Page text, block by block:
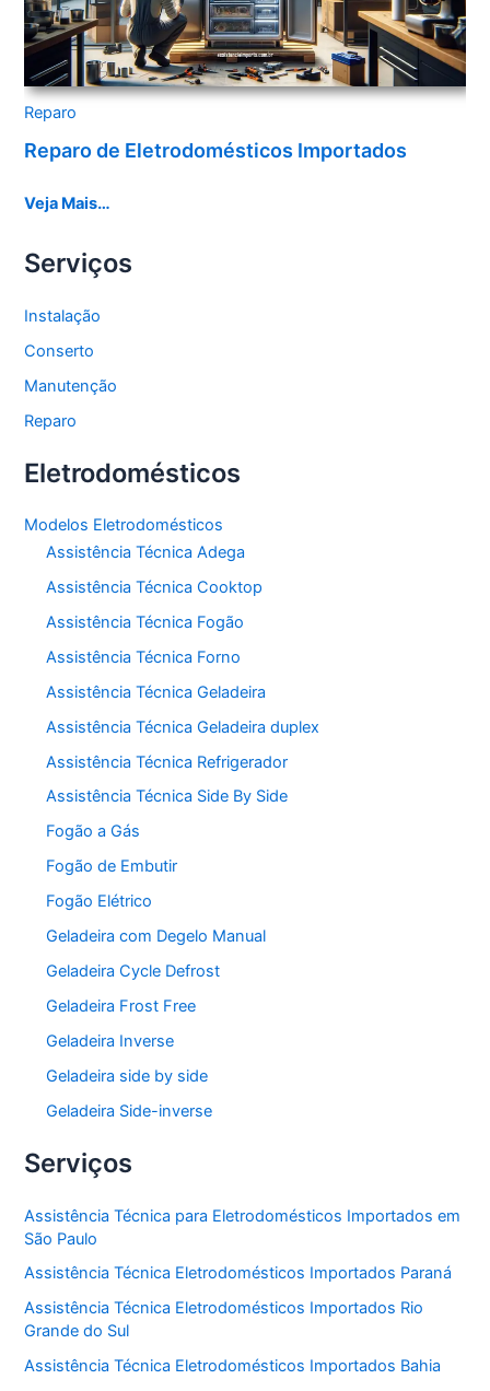
Reparo
Reparo de Eletrodomésticos Importados
Veja Mais…
Serviços
Instalação
Conserto
Manutenção
Reparo
Eletrodomésticos
Modelos Eletrodomésticos
Assistência Técnica Adega
Assistência Técnica Cooktop
Assistência Técnica Fogão
Assistência Técnica Forno
Assistência Técnica Geladeira
Assistência Técnica Geladeira duplex
Assistência Técnica Refrigerador
Assistência Técnica Side By Side
Fogão a Gás
Fogão de Embutir
Fogão Elétrico
Geladeira com Degelo Manual
Geladeira Cycle Defrost
Geladeira Frost Free
Geladeira Inverse
Geladeira side by side
Geladeira Side-inverse
Serviços
Assistência Técnica para Eletrodomésticos Importados em
São Paulo
Assistência Técnica Eletrodomésticos Importados Paraná
Assistência Técnica Eletrodomésticos Importados Rio
Grande do Sul
Assistência Técnica Eletrodomésticos Importados Bahia